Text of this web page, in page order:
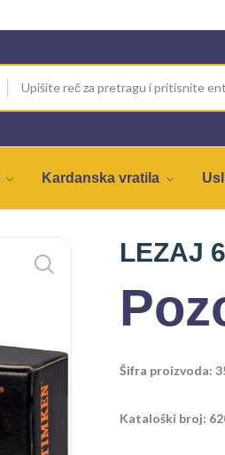
Kardanska vratila
LEZAJ
Šifra proizvoda:
Kataloški broj: